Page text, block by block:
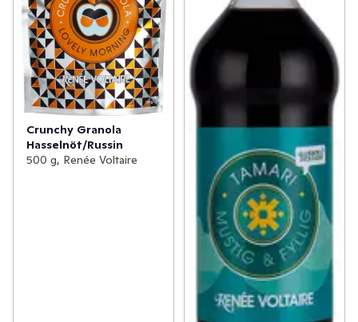
Crunchy Granola
Hasselnöt/Russin
500 g, Renée Voltaire